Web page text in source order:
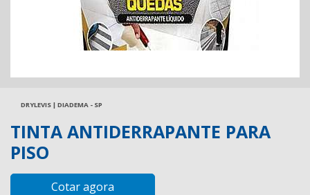
DRYLEVIS | DIADEMA - SP
TINTA ANTIDERRAPANTE PARA
PISO
Cotar agora